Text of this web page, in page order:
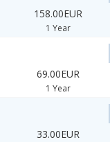
158.00EUR
1 Year
69.00EUR
1 Year
33.00EUR